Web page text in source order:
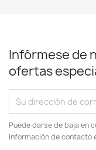
Infórmese de
ofertas
Puede darse de baja en
información de contacto